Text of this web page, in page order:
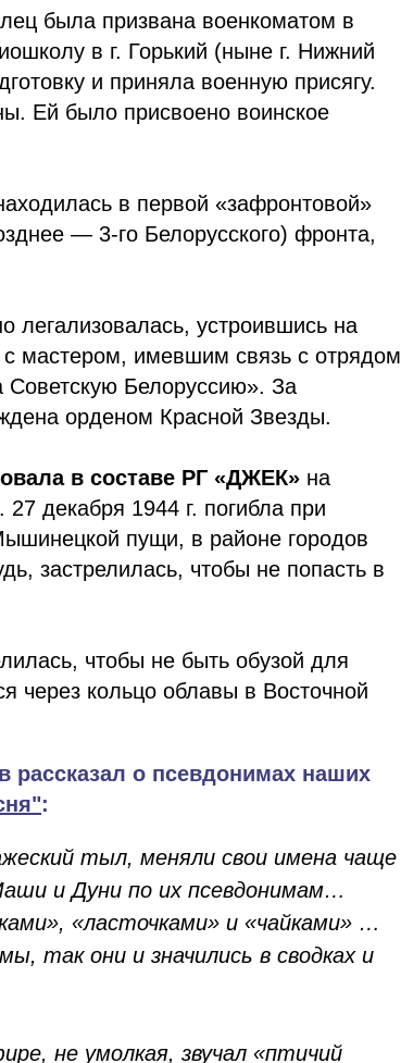
была призвана военкоматом в
в г. Горький (ныне г. Нижний
и приняла военную присягу.
Ей было присвоено воинское
в первой «зафронтовой»
— 3-го Белорусского) фронта,
легализовалась, устроившись на
с мастером, имевшим связь с отрядом
Советскую Белоруссию». За
орденом Красной Звезды.
в составе РГ «ДЖЕК» на
декабря 1944 г. погибла при
пущи, в районе городов
застрелилась, чтобы не попасть в
чтобы не быть обузой для
через кольцо облавы в Восточной
рассказал о псевдонимах наших
:
тыл, меняли свои имена чаще
и Дуни по их псевдонимам…
«ласточками» и «чайками» …
так они и значились в сводках и
не умолкая, звучал «птичий